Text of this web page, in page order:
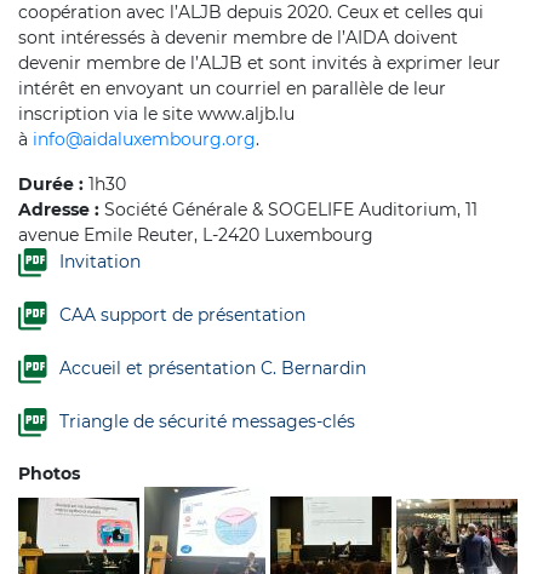
coopération avec l’ALJB depuis 2020. Ceux et celles qui
sont intéressés à devenir membre de l’AIDA doivent
devenir membre de l’ALJB et sont invités à exprimer leur
intérêt en envoyant un courriel en parallèle de leur
inscription via le site www.aljb.lu
à info@aidaluxembourg.org.
Durée : 1h30
Adresse : Société Générale & SOGELIFE Auditorium, 11
avenue Emile Reuter, L-2420 Luxembourg
Invitation
CAA support de présentation
Accueil et présentation C. Bernardin
Triangle de sécurité messages-clés
Photos